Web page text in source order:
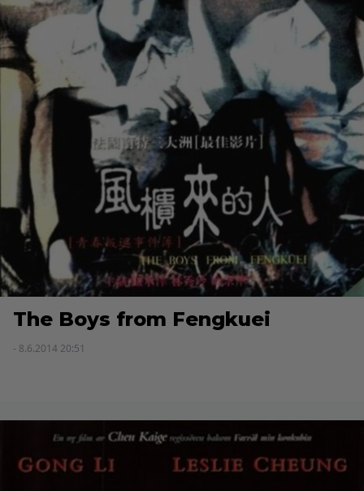
The Boys from Fengkuei
- 8.6.2014 20:51